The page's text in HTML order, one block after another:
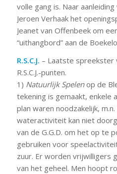
volle gang is. Naar
Jeroen Verhaak het
Jeanet van Offenbeek om
“uithangbord” aan de
R.S.C.J. – Laatste
R.S.C.J.-punten.
1) Natuurlijk Spelenop de
tekening is gemaakt, enkele
plan waren noodzakelijk,
wateractiviteit kan niet
van de G.G.D. om het op te
gebruiken voor
zuur. Er worden vrijwilligers
van het geheel. Men hoopt